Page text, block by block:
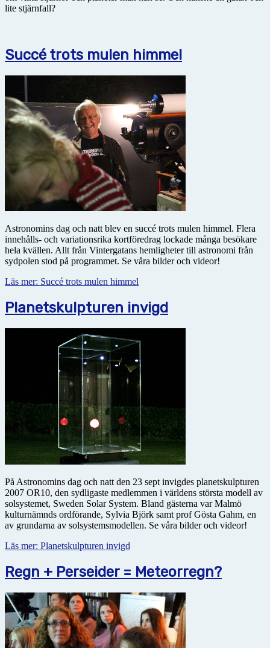
lite stjärnfall?
Succé trots mulen himmel
Astronomins dag och natt blev en succé trots mulen himmel. Flera
innehålls- och variationsrika kortföredrag lockade många besökare
hela kvällen. Allt från Vintergatans hemligheter till astronomi från
sydpolen stod på programmet. Se våra bilder och videor!
Läs mer: Succé trots mulen himmel
Planetskulpturen invigd
På Astronomins dag och natt den 23 sept invigdes planetskulpturen
2007 OR10, den sydligaste medlemmen i världens största modell av
solsystemet, Sweden Solar System. Bland gästerna var Malmö
kulturnämnds ordförande, Sylvia Björk samt prof Gösta Gahm, en
av grundarna av solsystemsmodellen. Se våra bilder och videor!
Läs mer: Planetskulpturen invigd
Regn + Perseider = Meteorregn?